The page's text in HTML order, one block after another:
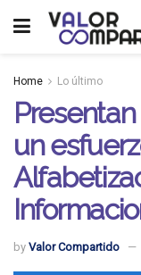
Home Lo último
un
by Valor Compartido